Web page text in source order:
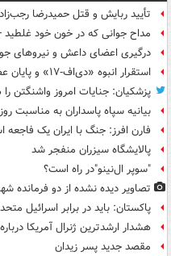
تأیید ربایش و قتل حمیدرضا
مداح جوانی که در خون خود غلطید
درگیری اعضای داعش و نیروهای
استقرار انبوه «دی‌اف‑۱۷» و پایان عصر پدافند آمریکا +عکس
پزشکیان: جنایات امروز واشنگتن
بیانیه سپاه پاسداران به مناسبت
فارن افرز: جنگ با ایران یک فاجعه
پالایشگاه سیزران منفجر شد
"سوپر ال‌نینو"در راه است؟
تصاویر دیده‌ نشده از دو فرمانده
پاکستان: باید در برابر اسرائیل
هشدار ارشدترین ژنرال آمریکا
مقصد جدید پسر زیدان